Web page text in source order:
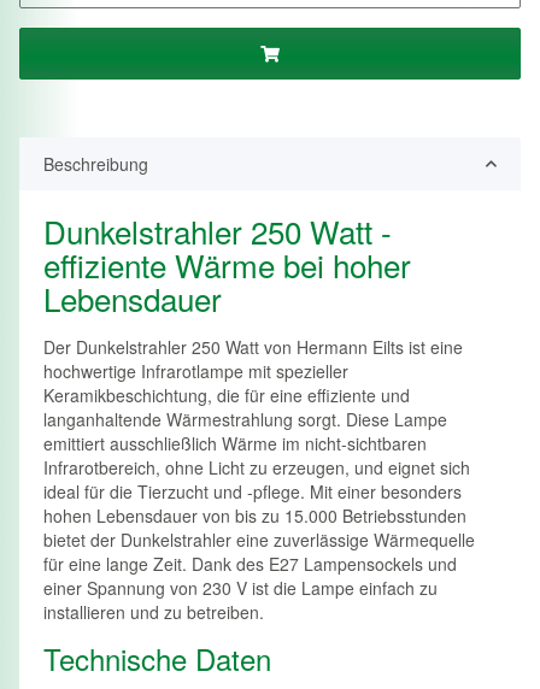
Beschreibung
Dunkelstrahler 250 Watt -
effiziente Wärme bei hoher
Lebensdauer
Der Dunkelstrahler 250 Watt von Hermann Eilts ist eine
hochwertige Infrarotlampe mit spezieller
Keramikbeschichtung, die für eine effiziente und
langanhaltende Wärmestrahlung sorgt. Diese Lampe
emittiert ausschließlich Wärme im nicht-sichtbaren
Infrarotbereich, ohne Licht zu erzeugen, und eignet sich
ideal für die Tierzucht und -pflege. Mit einer besonders
hohen Lebensdauer von bis zu 15.000 Betriebsstunden
bietet der Dunkelstrahler eine zuverlässige Wärmequelle
für eine lange Zeit. Dank des E27 Lampensockels und
einer Spannung von 230 V ist die Lampe einfach zu
installieren und zu betreiben.
Technische Daten